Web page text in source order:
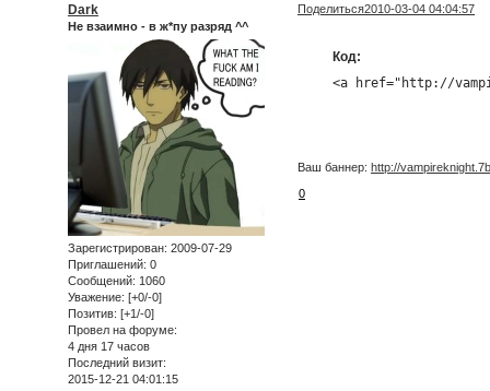
Поделиться2010-03-04 04:04:57
Dark
Не взаимно - в ж*пу разряд ^^
Зарегистрирован: 2009-07-29
Приглашений: 0
Сообщений: 1060
Уважение: [+0/-0]
Позитив: [+1/-0]
Провел на форуме:
4 дня 17 часов
Последний визит:
2015-12-21 04:01:15
Код:
<a href="http://
Ваш баннер:http://
0